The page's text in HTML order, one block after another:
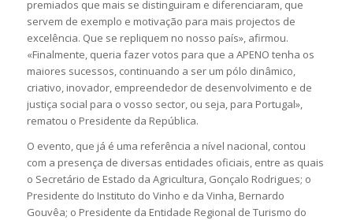
premiados que mais se distinguiram e diferenciaram, que
servem de exemplo e motivação para mais projectos de
excelência. Que se repliquem no nosso país», afirmou.
«Finalmente, queria fazer votos para que a APENO tenha os
maiores sucessos, continuando a ser um pólo dinâmico,
criativo, inovador, empreendedor de desenvolvimento e de
justiça social para o vosso sector, ou seja, para Portugal»,
rematou o Presidente da República.
O evento, que já é uma referência a nível nacional, contou
com a presença de diversas entidades oficiais, entre as quais
o Secretário de Estado da Agricultura, Gonçalo Rodrigues; o
Presidente do Instituto do Vinho e da Vinha, Bernardo
Gouvêa; o Presidente da Entidade Regional de Turismo do